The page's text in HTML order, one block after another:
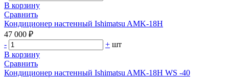
В корзину
Сравнить
Кондиционер настенный Ishimatsu AMK-18H
47 000 ₽
-
+ шт
В корзину
Сравнить
Кондиционер настенный Ishimatsu AMK-18H WS -40